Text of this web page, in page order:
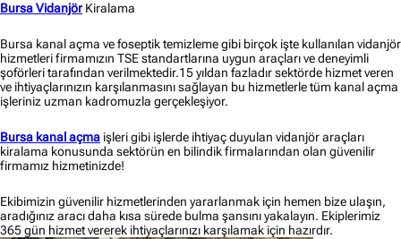
Bursa VidanjörKiralama
Bursa kanal açma ve foseptik temizleme gibi birçok işte kullanılan vidanjör
hizmetleri firmamızın TSE standartlarına uygun araçları ve deneyimli
şoförleri tarafından verilmektedir.15 yıldan fazladır sektörde hizmet veren
ve ihtiyaçlarınızın karşılanmasını sağlayan bu hizmetlerle tüm kanal açma
işleriniz uzman kadromuzla gerçekleşiyor.
Bursa kanal açma işleri gibi işlerde ihtiyaç duyulan vidanjör araçları
kiralama konusunda sektörün en bilindik firmalarından olan güvenilir
firmamız hizmetinizde!
Ekibimizin güvenilir hizmetlerinden yararlanmak için hemen bize ulaşın,
aradığınız aracı daha kısa sürede bulma şansını yakalayın. Ekiplerimiz
365 gün hizmet vererek ihtiyaçlarınızı karşılamak için hazırdır.